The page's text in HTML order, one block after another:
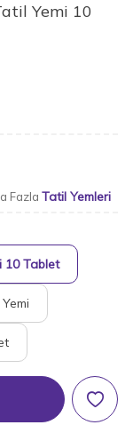
Yemi 10
Fazla Tatil Yemleri
10 Tablet